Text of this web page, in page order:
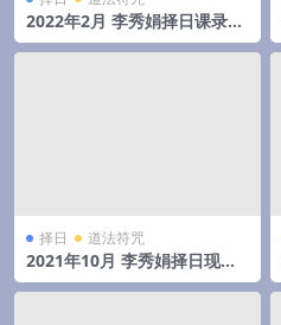
2022年2月 李秀娟择日课录音
和物品丢失怎么找
择日 道法符咒
2021年10月 李秀娟择日现场
录音 3小时16分